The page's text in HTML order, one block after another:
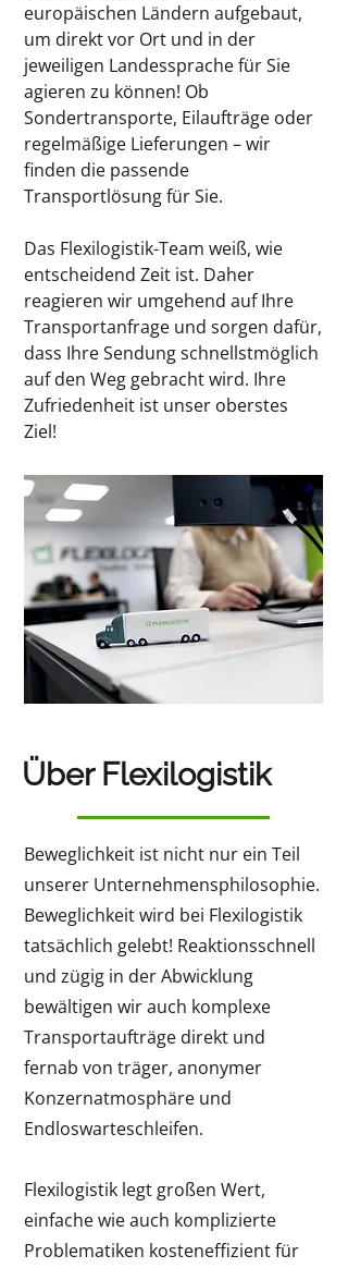
europäischen Ländern aufgebaut,
um direkt vor Ort und in der
jeweiligen Landessprache für Sie
agieren zu können! Ob
Sondertransporte, Eilaufträge oder
regelmäßige Lieferungen – wir
finden die passende
Transportlösung für Sie.
Das Flexilogistik-Team weiß, wie
entscheidend Zeit ist. Daher
reagieren wir umgehend auf Ihre
Transportanfrage und sorgen dafür,
dass Ihre Sendung schnellstmöglich
auf den Weg gebracht wird. Ihre
Zufriedenheit ist unser oberstes
Ziel!
Über Flexilogistik
Beweglichkeit ist nicht nur ein Teil
unserer Unternehmensphilosophie.
Beweglichkeit wird bei Flexilogistik
tatsächlich gelebt! Reaktionsschnell
und zügig in der Abwicklung
bewältigen wir auch komplexe
Transportaufträge direkt und
fernab von träger, anonymer
Konzernatmosphäre und
Endloswarteschleifen.
Flexilogistik legt großen Wert,
einfache wie auch komplizierte
Problematiken kosteneffizient für